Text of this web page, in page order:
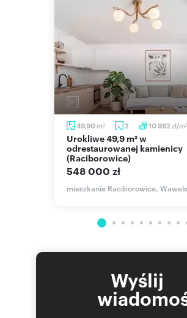
49,90 m2 2 10 982 zł/m2
Urokliwe 49,9 m² w
odrestaurowanej kamienicy
(Raciborowice)
548 000 zł
mieszkanie Raciborowice,
Wyślij